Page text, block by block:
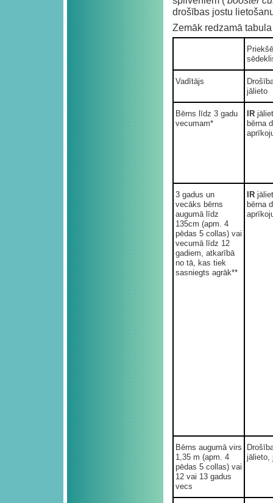
drošības jostu
Zemāk redzamā
Vadītājs
jālieto
Bērns līdz 3 gadu
vecumam*
IR
bērna
3 gadus un
vecāks bērns
augumā līdz
135cm (apm. 4
pēdas 5 collas) vai
vecumā līdz 12
gadiem, atkarībā
no tā, kas tiek
sasniegts agrāk**
IR
bērna
Bērns augumā virs
1,35 m (apm. 4
pēdas 5 collas) vai
12 vai 13 gadus
vecs
jālieto,